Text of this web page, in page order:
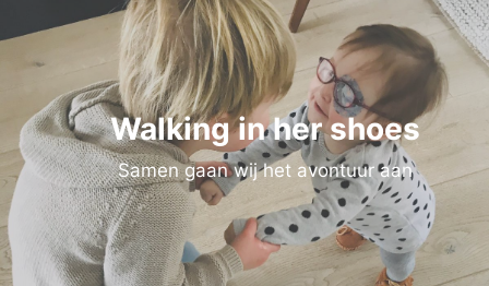
Meteen
inhoud
Walking in her shoes
Samen gaan wij het avontuur aan